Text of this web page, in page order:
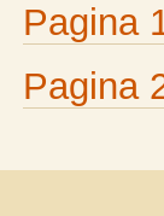
Pagina
Pagina